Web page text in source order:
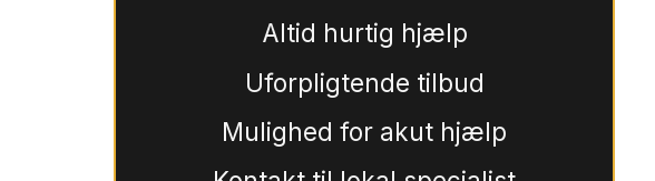
Altid hurtig hjælp
Uforpligtende tilbud
Mulighed for akut hjælp